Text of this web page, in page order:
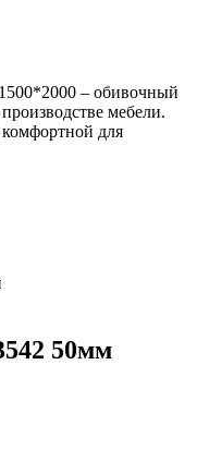
– обивочный
мебели.
для
50мм